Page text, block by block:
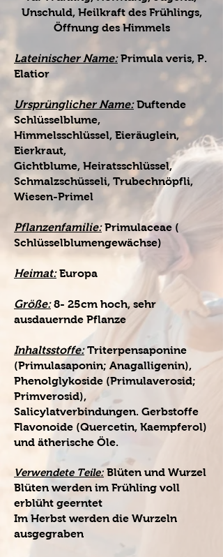
Unschuld, Heilkraft des Frühlings,
Öffnung des Himmels
Lateinischer Name:Primula veris, P.
Elatior
Ursprünglicher Name: Duftende
Schlüsselblume,
Himmelsschlüssel, Eieräuglein,
Eierkraut,
Gichtblume, Heiratsschlüssel,
Schmalzschüsseli, Trubechnöpfli,
Wiesen-Primel
Pflanzenfamilie:Primulaceae (
Schlüsselblumengewächse)
Heimat:Europa
Größe:8- 25cm hoch, sehr
ausdauernde Pflanze
Inhaltsstoffe: Triterpensaponine
(Primulasaponin; Anagalligenin),
Phenolglykoside (Primulaverosid;
Primverosid),
Salicylatverbindungen. Gerbstoffe
Flavonoide (Quercetin, Kaempferol)
und ätherische Öle.
Verwendete Teile: Blüten und Wurzel
Blüten werden im Frühling voll
erblüht geerntet
Im Herbst werden die Wurzeln
ausgegraben